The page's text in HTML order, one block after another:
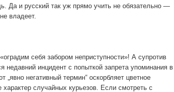
Да и русский так уж прямо учить не обязательно —
владеет.
себя забором неприступности»! А супротив
недавний инцидент с попыткой запрета упоминания в
„явно негативный термин“ оскорбляет цветное
случайных курьезов. Если смотреть с